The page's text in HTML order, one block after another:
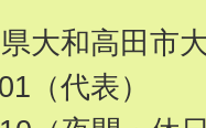
大和高田市
（代表）